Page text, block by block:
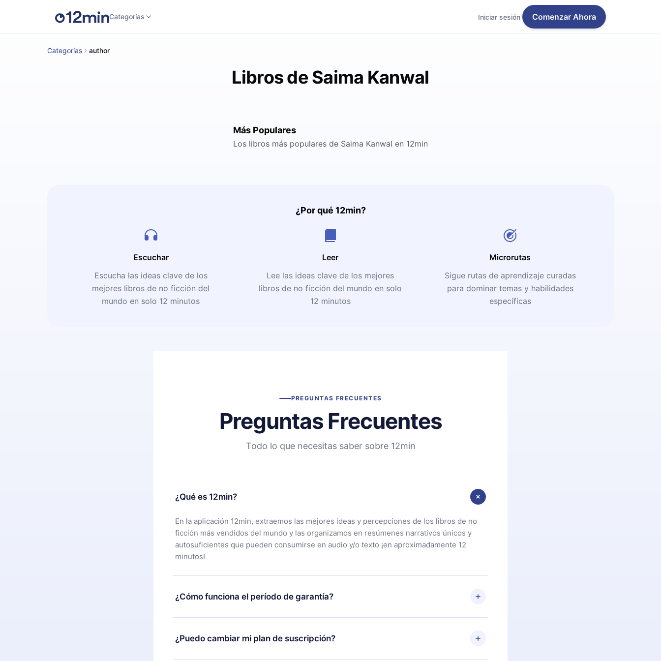
Categorías Iniciar sesión Comenzar Ahora
Categorías author
Libros de Saima Kanwal
Más Populares
Los libros más populares de Saima Kanwal en 12min
¿Por qué 12min?
Escuchar
Escucha las ideas clave de los
mejores libros de no ficción del
mundo en solo 12 minutos
Leer
Lee las ideas clave de los mejores
libros de no ficción del mundo en solo
12 minutos
Microrutas
Sigue rutas de aprendizaje curadas
para dominar temas y habilidades
específicas
PREGUNTAS FRECUENTES
Preguntas Frecuentes
Todo lo que necesitas saber sobre 12min
¿Qué es 12min?
En la aplicación 12min, extraemos las mejores ideas y percepciones de los libros de no
ficción más vendidos del mundo y las organizamos en resúmenes narrativos únicos y
autosuficientes que pueden consumirse en audio y/o texto ¡en aproximadamente 12
minutos!
¿Cómo funciona el período de garantía?
Puedes descargar nuestra aplicación y comenzar a disfrutar de nuestra biblioteca. Si por
alguna razón no estás satisfecho con nuestra plataforma, simplemente contacta a
nuestro equipo de soporte ( contacto@12min.com
¿Puedo cambiar mi plan de suscripción?